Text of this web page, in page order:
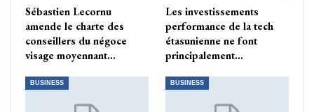
Sébastien Lecornu
amende le charte des
conseillers du négoce
visage moyennant…
Les investissements
performance de la tech
étasunienne ne font
principalement…
BUSINESS BUSINESS